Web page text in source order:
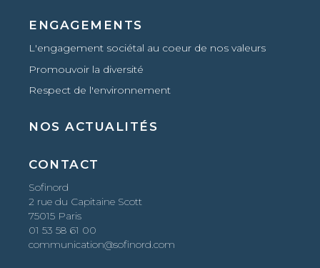
ENGAGEMENTS
L'engagement sociétal au coeur de nos valeurs
Promouvoir la diversité
Respect de l'environnement
NOS ACTUALITÉS
CONTACT
Sofinord
2 rue du Capitaine Scott
75015 Paris
01 53 58 61 00
communication@sofinord.com
Salut c'est nous...
les Cookies !
On a attendu d'être sûrs que le contenu de ce site vous intéresse
avant de vous déranger, mais on aimerait bien vous accompagner